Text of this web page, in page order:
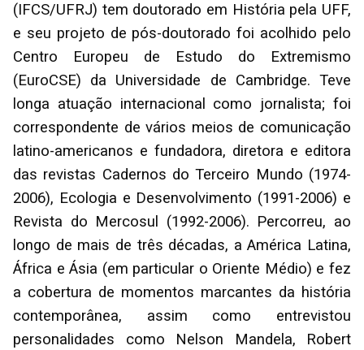
(IFCS/UFRJ) tem doutorado em História pela UFF,
e seu projeto de pós-doutorado foi acolhido pelo
Centro Europeu de Estudo do Extremismo
(EuroCSE) da Universidade de Cambridge. Teve
longa atuação internacional como jornalista; foi
correspondente de vários meios de comunicação
latino-americanos e fundadora, diretora e editora
das revistas Cadernos do Terceiro Mundo (1974-
2006), Ecologia e Desenvolvimento (1991-2006) e
Revista do Mercosul (1992-2006). Percorreu, ao
longo de mais de três décadas, a América Latina,
África e Ásia (em particular o Oriente Médio) e fez
a cobertura de momentos marcantes da história
contemporânea, assim como entrevistou
personalidades como Nelson Mandela, Robert